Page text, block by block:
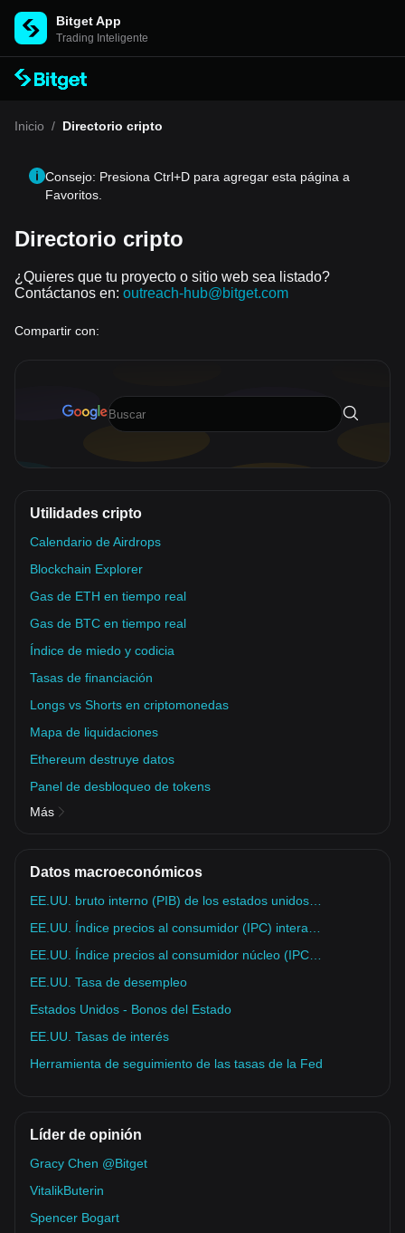
Bitget App
Trading Inteligente
Inicio / Directorio cripto
Directorio cripto
¿Quieres que tu proyecto o sitio web sea listado?
Contáctanos en: outreach-hub@bitget.com
Compartir con:
Consejo: Presiona Ctrl+D para agregar esta página a
Favoritos.
Utilidades cripto
Calendario de Airdrops
Blockchain Explorer
Gas de ETH en tiempo real
Gas de BTC en tiempo real
Índice de miedo y codicia
Tasas de financiación
Longs vs Shorts en criptomonedas
Mapa de liquidaciones
Ethereum destruye datos
Panel de desbloqueo de tokens
Más
Datos macroeconómicos
EE.UU. Tasa de desempleo
Estados Unidos - Bonos del Estado
EE.UU. Tasas de interés
Herramienta de seguimiento de las tasas de la Fed
Líder de opinión
Gracy Chen @Bitget
VitalikButerin
Spencer Bogart